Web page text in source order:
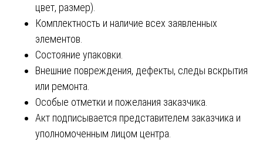
цвет, размер).
Комплектность и наличие всех заявленных
элементов.
Состояние упаковки.
Внешние повреждения, дефекты, следы вскрытия
или ремонта.
Особые отметки и пожелания заказчика.
Акт подписывается представителем заказчика и
уполномоченным лицом центра.